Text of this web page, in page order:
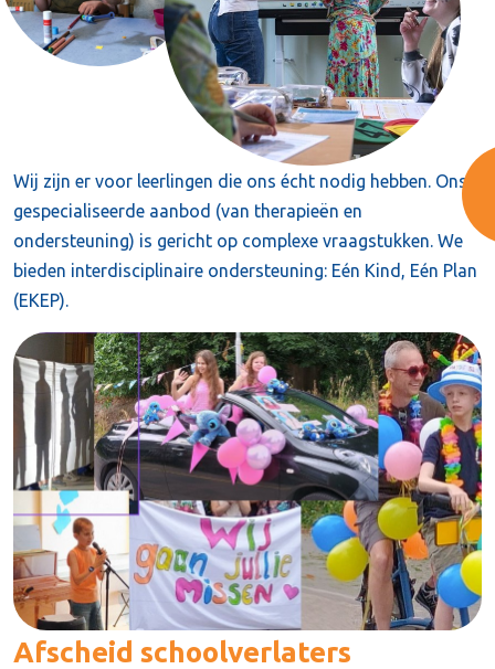
Wij zijn er voor leerlingen die ons écht nodig hebben. Ons
gespecialiseerde aanbod (van therapieën en
ondersteuning) is gericht op complexe vraagstukken. We
bieden interdisciplinaire ondersteuning: Eén Kind, Eén Plan
(EKEP).
Afscheid schoolverlaters